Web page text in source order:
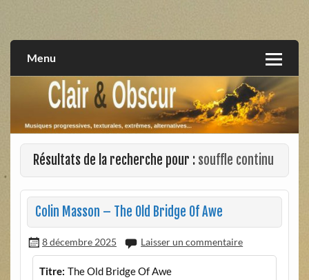
extrêmes, alternatives, texturales
Menu
Résultats de la recherche pour : souffle continu
Colin Masson – The Old Bridge Of Awe
8 décembre 2025 Laisser un commentaire
Titre: The Old Bridge Of Awe